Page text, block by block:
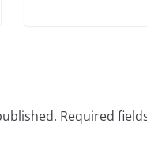
Required